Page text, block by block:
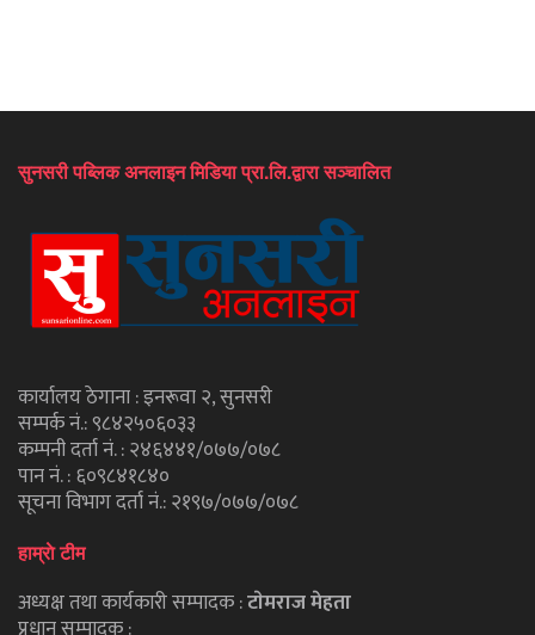
सुनसरी पब्लिक अनलाइन मिडिया प्रा.लि.द्वारा सञ्चालित
कार्यालय ठेगाना : इनरूवा २, सुनसरी
सम्पर्क नं.: ९८४२५०६०३३
कम्पनी दर्ता नं. : २४६४४१/०७७/०७८
पान नं. : ६०९८४१८४०
सूचना विभाग दर्ता नं.: २१९७/०७७/०७८
हाम्राे टीम
अध्यक्ष तथा कार्यकारी सम्पादक :टाेमराज मेहता